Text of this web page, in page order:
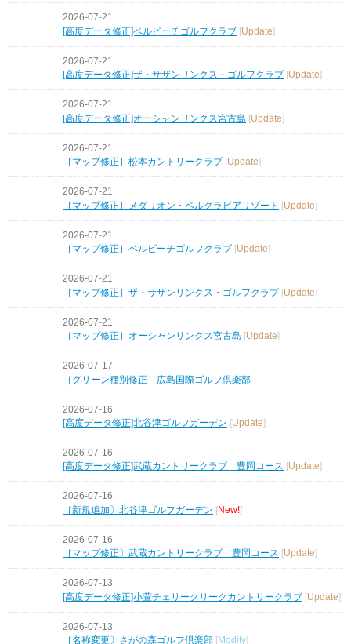
2026-07-21
[高度データ修正]ベルビーチゴルフクラブ [Update]
2026-07-21
[高度データ修正]ザ・サザンリンクス・ゴルフクラブ
Update
2026-07-21
[高度データ修正]オーシャンリンクス宮古島 [Update]
2026-07-21
［マップ修正］松本カントリークラブ
Update
2026-07-21
［マップ修正］メダリオン・ベルグラビアリゾート
[Update]
2026-07-21
［マップ修正］ベルビーチゴルフクラブ [Update]
2026-07-21
［マップ修正］ザ・サザンリンクス・ゴルフクラブ [Update]
2026-07-21
［マップ修正］オーシャンリンクス宮古島 [Update]
2026-07-17
［グリーン種別修正］広島国際ゴルフ倶楽部
2026-07-16
[高度データ修正]北谷津ゴルフガーデン [Update]
2026-07-16
[高度データ修正]武蔵カントリークラブ 豊岡コース
Update
2026-07-16
［新規追加〕北谷津ゴルフガーデン [New!]
2026-07-16
［マップ修正〕武蔵カントリークラブ 豊岡コース
Update
2026-07-13
[高度データ修正]小萱チェリークリークカントリークラブ [Update]
2026-07-13
［名称変更〕さがの森ゴルフ倶楽部
Modify